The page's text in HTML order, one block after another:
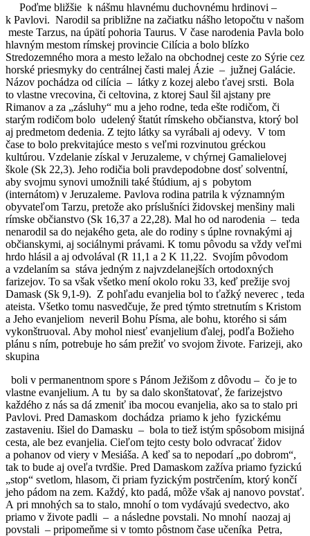
Poďme bližšie k nášmu hlavnému duchovnému hrdinovi –
k Pavlovi. Narodil sa približne na začiatku nášho letopočtu v našom
meste Tarzus, na úpätí pohoria Taurus. V čase narodenia Pavla bolo
hlavným mestom rímskej provincie Cilícia a bolo blízko
Stredozemného mora a mesto ležalo na obchodnej ceste zo Sýrie cez
horské priesmyky do centrálnej časti malej Ázie – južnej Galácie.
Názov pochádza od cilícia – látky z kozej alebo ťavej srsti. Bola
to vlastne vrecovina, či celtovina, z ktorej Saul šil ajstany pre
Rimanov a za „zásluhy“ mu a jeho rodne, teda ešte rodičom, či
starým rodičom bolo udelený štatút rímskeho občianstva, ktorý bol
aj predmetom dedenia. Z tejto látky sa vyrábali aj odevy. V tom
čase to bolo prekvitajúce mesto s veľmi rozvinutou gréckou
kultúrou. Vzdelanie získal v Jeruzaleme, v chýrnej Gamalielovej
škole (Sk 22,3). Jeho rodičia boli pravdepodobne dosť solventní,
aby svojmu synovi umožnili také štúdium, aj s pobytom
(internátom) v Jeruzaleme. Pavlova rodina patrila k významným
obyvateľom Tarzu, pretože ako príslušníci židovskej menšiny mali
rímske občianstvo (Sk 16,37 a 22,28). Mal ho od narodenia – teda
nenarodil sa do nejakého geta, ale do rodiny s úplne rovnakými aj
občianskymi, aj sociálnymi právami. K tomu pôvodu sa vždy veľmi
hrdo hlásil a aj odvolával (R 11,1 a 2 K 11,22. Svojím pôvodom
a vzdelaním sa stáva jedným z najvzdelanejších ortodoxných
farizejov. To sa však všetko mení okolo roku 33, keď prežije svoj
Damask (Sk 9,1-9). Z pohľadu evanjelia bol to ťažký neverec , teda
ateista. Všetko tomu nasvedčuje, že pred týmto stretnutím s Kristom
a Jeho evanjeliom neveril Bohu Písma, ale bohu, ktorého si sám
vykonštruoval. Aby mohol niesť evanjelium ďalej, podľa Božieho
plánu s ním, potrebuje ho sám prežiť vo svojom živote. Farizeji, ako
skupina
boli v permanentnom spore s Pánom Ježišom z dôvodu – čo je to
vlastne evanjelium. A tu by sa dalo skonštatovať, že farizejstvo
každého z nás sa dá zmeniť iba mocou evanjelia, ako sa to stalo pri
Pavlovi. Pred Damaskom dochádza priamo k jeho fyzickému
zastaveniu. Išiel do Damasku – bola to tiež istým spôsobom misijná
cesta, ale bez evanjelia. Cieľom tejto cesty bolo odvracať židov
a pohanov od viery v Mesiáša. A keď sa to nepodarí „po dobrom“,
tak to bude aj oveľa tvrdšie. Pred Damaskom zažíva priamo fyzickú
„stop“ svetlom, hlasom, či priam fyzickým postrčením, ktorý končí
jeho pádom na zem. Každý, kto padá, môže však aj nanovo povstať.
A pri mnohých sa to stalo, mnohí o tom vydávajú svedectvo, ako
priamo v živote padli – a následne povstali. No mnohí naozaj aj
povstali – pripomeňme si v tomto pôstnom čase učeníka Petra,